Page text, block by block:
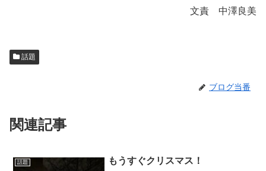
文責 中澤良美
話題
ブログ当番
関連記事
話題 もうすぐクリスマス！